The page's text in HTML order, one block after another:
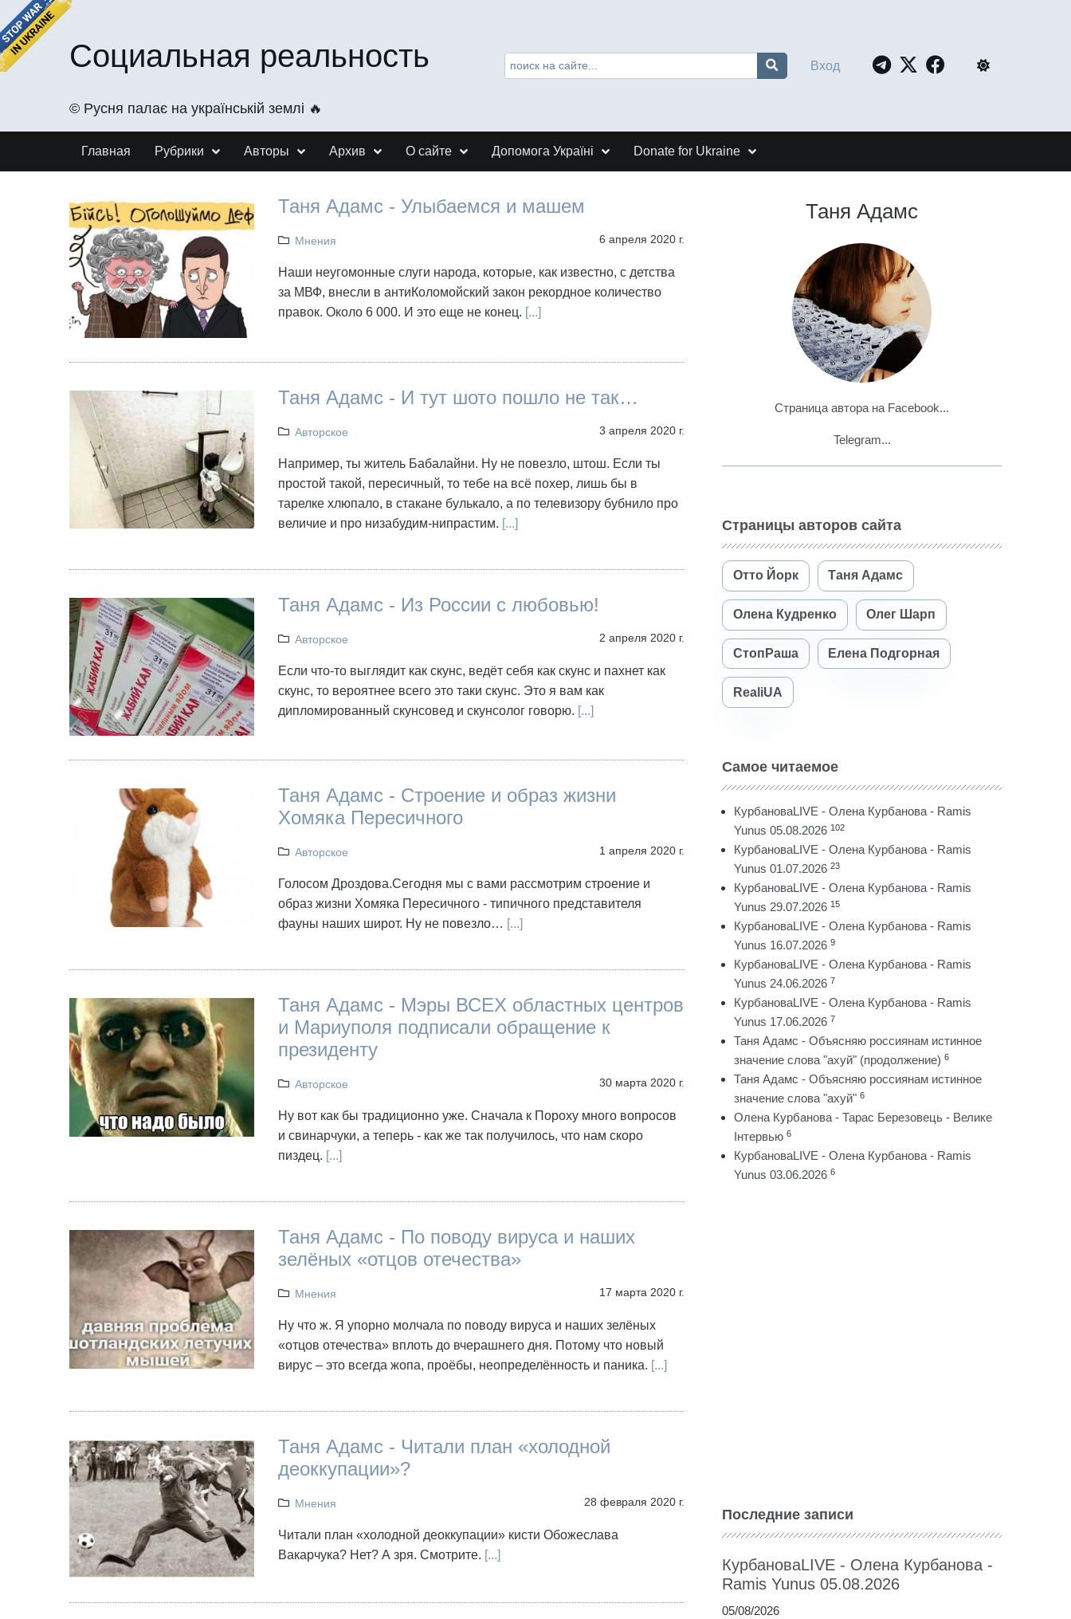
Социальная реальность
©️ Русня палає на українській землі 🔥
Вход
Главная Рубрики Авторы Архив О сайте Допомога Україні Donate for Ukraine
Таня Адамс - Улыбаемся и машем
Мнения 6 апреля 2020 г.
Наши неугомонные слуги народа, которые, как известно, с детства
за МВФ, внесли в антиКоломойский закон рекордное количество
правок. Около 6 000. И это еще не конец. [...]
Таня Адамс - И тут шото пошло не так…
Авторское 3 апреля 2020 г.
Например, ты житель Бабалайни. Ну не повезло, штош. Если ты
простой такой, пересичный, то тебе на всё похер, лишь бы в
тарелке хлюпало, в стакане булькало, а по телевизору бубнило про
величие и про низабудим-нипрастим. [...]
Таня Адамс - Из России с любовью!
Авторское 2 апреля 2020 г.
Если что-то выглядит как скунс, ведёт себя как скунс и пахнет как
скунс, то вероятнее всего это таки скунс. Это я вам как
дипломированный скунсовед и скунсолог говорю. [...]
Таня Адамс - Строение и образ жизни
Хомяка Пересичного
Авторское 1 апреля 2020 г.
Голосом Дроздова.Сегодня мы с вами рассмотрим строение и
образ жизни Хомяка Пересичного - типичного представителя
фауны наших широт. Ну не повезло…
[...]
Таня Адамс - Мэры ВСЕХ областных центров
и Мариуполя подписали обращение к
президенту
Авторское 30 марта 2020 г.
Ну вот как бы традиционно уже. Сначала к Пороху много вопросов
и свинарчуки, а теперь - как же так получилось, что нам скоро
пиздец. [...]
Таня Адамс - По поводу вируса и наших
зелёных «отцов отечества»
Мнения 17 марта 2020 г.
Ну что ж. Я упорно молчала по поводу вируса и наших зелёных
«отцов отечества» вплоть до вчерашнего дня. Потому что новый
вирус – это всегда жопа, проёбы, неопределённость и паника. [...]
Таня Адамс - Читали план «холодной
деоккупации»?
Мнения 28 февраля 2020 г.
Читали план «холодной деоккупации» кисти Обожеслава
Вакарчука? Нет? А зря. Смотрите. [...]
Таня Адамс
Страница автора на Facebook...
Telegram...
Страницы авторов сайта
Отто Йорк Таня Адамс
Олена Кудренко Олег Шарп
СтопРаша Елена Подгорная
RealiUA
Самое читаемое
КурбановаLIVE - Олена Курбанова - Ramis
Yunus 05.08.2026 102
КурбановаLIVE - Олена Курбанова - Ramis
Yunus 01.07.2026 23
КурбановаLIVE - Олена Курбанова - Ramis
Yunus 29.07.2026 15
КурбановаLIVE - Олена Курбанова - Ramis
Yunus 16.07.2026 9
КурбановаLIVE - Олена Курбанова - Ramis
Yunus 24.06.2026 7
КурбановаLIVE - Олена Курбанова - Ramis
Yunus 17.06.2026 7
Таня Адамс - Объясняю россиянам истинное
значение слова "ахуй" (продолжение) 6
Таня Адамс - Объясняю россиянам истинное
значение слова "ахуй" 6
Олена Курбанова - Тарас Березовець - Велике
Інтервью 6
КурбановаLIVE - Олена Курбанова - Ramis
Yunus 03.06.2026 6
Последние записи
КурбановаLIVE - Олена Курбанова -
Ramis Yunus 05.08.2026
05/08/2026